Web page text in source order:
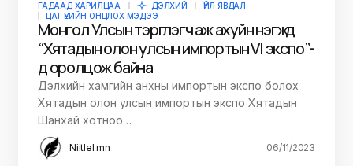
ГАДААД ХАРИЛЦАА ДЭЛХИЙ
ҮЙЛ ЯВДАЛ
ЦАГ ҮЕИЙН ОНЦЛОХ МЭДЭЭ
Монгол Улсын тэргүүлэгч аж ахуйн нэгжүүд
“Хятадын олон улсын импортын VI экспо”-
д оролцож байна
Дэлхийн хамгийн анхны импортын экспо болох
Хятадын олон улсын импортын экспо Хятадын
Шанхай хотноо…
Niitlel.mn 06/11/2023